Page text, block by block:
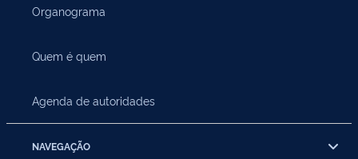
Organograma
Quem é quem
Agenda de autoridades
NAVEGAÇÃO